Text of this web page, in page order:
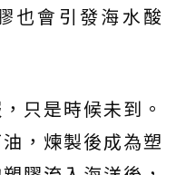
也會引發海水酸
只是時候未到。
，煉製後成為塑